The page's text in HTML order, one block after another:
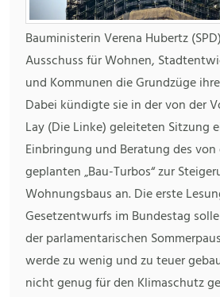
Bauministerin Verena Hubertz
Ausschuss für Wohnen,
und Kommunen die Grundzüge
Dabei kündigte sie in der von der
Lay (Die Linke) geleiteten Sitzung
Einbringung und Beratung des
geplanten „Bau-Turbos“ zur
Wohnungsbaus an. Die erste
Gesetzentwurfs im Bundestag
der parlamentarischen
werde zu wenig und zu teuer
nicht genug für den Klimaschutz